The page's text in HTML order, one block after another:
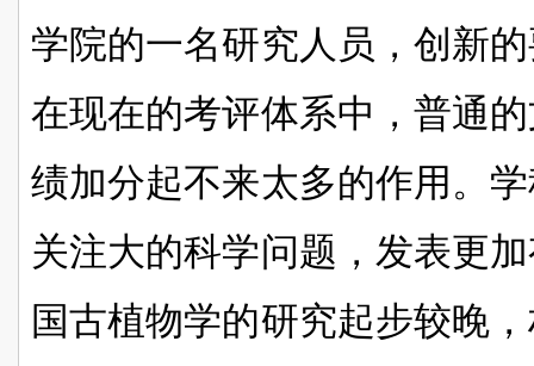
学院的一名研究人员，创新
在现在的考评体系中，普通
绩加分起不来太多的作用。
关注大的科学问题，发表更
国古植物学的研究起步较晚